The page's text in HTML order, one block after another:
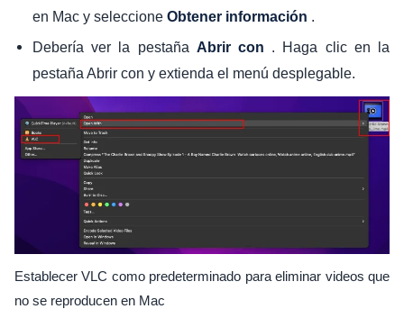
en Mac y seleccione Obtener información .
Debería ver la pestaña Abrir con . Haga clic en la
pestaña Abrir con y extienda el menú desplegable.
Establecer VLC como predeterminado para eliminar videos que
no se reproducen en Mac